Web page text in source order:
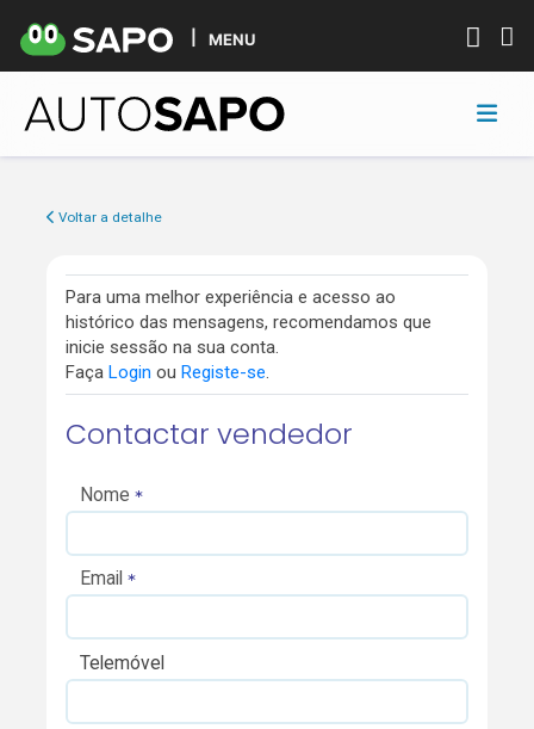
MENU
Voltar a detalhe
Para uma melhor experiência e acesso ao
histórico das mensagens, recomendamos que
inicie sessão na sua conta.
Faça Login ou Registe-se.
Contactar vendedor
Nome
Email
Telemóvel